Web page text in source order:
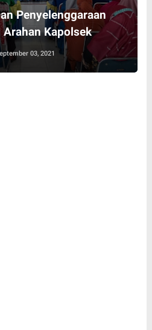
Penyelenggaraan
Kapolsek
03, 2021